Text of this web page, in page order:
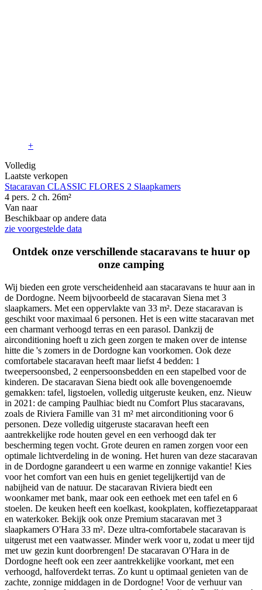
+
Volledig
Laatste verkopen
Stacaravan CLASSIC FLORES 2 Slaapkamers
4 pers. 2 ch. 26m²
Van naar
Beschikbaar op andere data
zie voorgestelde data
Ontdek onze verschillende stacaravans te huur op
onze camping
Wij bieden een grote verscheidenheid aan stacaravans te huur aan in
de Dordogne. Neem bijvoorbeeld de stacaravan Siena met 3
slaapkamers. Met een oppervlakte van 33 m². Deze stacaravan is
geschikt voor maximaal 6 personen. Het is een witte stacaravan met
een charmant verhoogd terras en een parasol. Dankzij de
airconditioning hoeft u zich geen zorgen te maken over de intense
hitte die 's zomers in de Dordogne kan voorkomen. Ook deze
comfortabele stacaravan heeft maar liefst 4 bedden: 1
tweepersoonsbed, 2 eenpersoonsbedden en een stapelbed voor de
kinderen. De stacaravan Siena biedt ook alle bovengenoemde
gemakken: tafel, ligstoelen, volledig uitgeruste keuken, enz. Nieuw
in 2021: de camping Paulhiac biedt nu Comfort Plus stacaravans,
zoals de Riviera Famille van 31 m² met airconditioning voor 6
personen. Deze volledig uitgeruste stacaravan heeft een
aantrekkelijke rode houten gevel en een verhoogd dak ter
bescherming tegen vocht. Grote deuren en ramen zorgen voor een
optimale lichtverdeling in de woning. Het huren van deze stacaravan
in de Dordogne garandeert u een warme en zonnige vakantie! Kies
voor het comfort van een huis en geniet tegelijkertijd van de
nabijheid van de natuur. De stacaravan Riviera biedt een
woonkamer met bank, maar ook een eethoek met een tafel en 6
stoelen. De keuken heeft een koelkast, kookplaten, koffiezetapparaat
en waterkoker. Bekijk ook onze Premium stacaravan met 3
slaapkamers O'Hara 33 m². Deze ultra-comfortabele stacaravan is
uitgerust met een vaatwasser. Minder werk voor u, zodat u meer tijd
met uw gezin kunt doorbrengen! De stacaravan O'Hara in de
Dordogne heeft ook een zeer aantrekkelijke voorkant, met een
verhoogd, halfoverdekt terras. Zo kunt u optimaal genieten van de
zachte, zonnige middagen in de Dordogne! Voor de verhuur van